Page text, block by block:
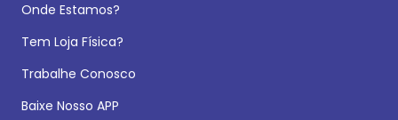
Onde Estamos?
Tem Loja Física?
Trabalhe Conosco
Baixe Nosso APP